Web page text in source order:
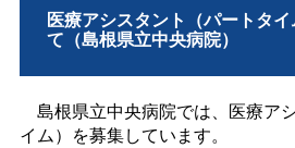
医療アシスタント（パートタ
て（島根県立中央病院）
島根県立中央病院では、医療ア
イム）を募集しています。